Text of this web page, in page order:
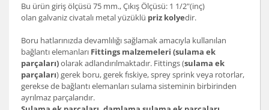
Bu ürün giriş ölçüsü 75 mm., Çıkış Ölçüsü: 1 1/2"(inç)
olan galvaniz civatalı metal yüzüklü priz kolyedir.
Boru hatlarınızda devamlılığı sağlamak amacıyla kullanılan
bağlantı elemanları Fittings malzemeleri (sulama ek
parçaları)olarak adlandırılmaktadır. Fittings (sulama ek
parçaları) gerek boru, gerek fıskiye, sprey sprink veya rotorlar,
gerekse de bağlantı elemanları sulama sisteminin birbirinden
ayrılmaz parçalarıdır.